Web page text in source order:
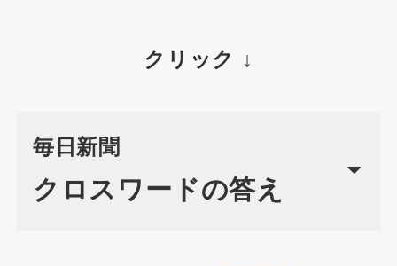
クリック ↓
毎日新聞
クロスワードの答え